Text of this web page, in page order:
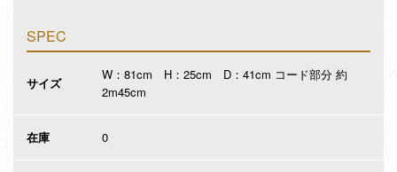
SPEC
サイズ
W：81cm H：25cm D：41cm コード部分 約
2m45cm
在庫 0